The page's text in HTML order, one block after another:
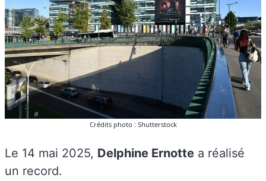
Crédits photo : Shutterstock
Le 14 mai 2025, Delphine Ernotte a réalisé
un record.